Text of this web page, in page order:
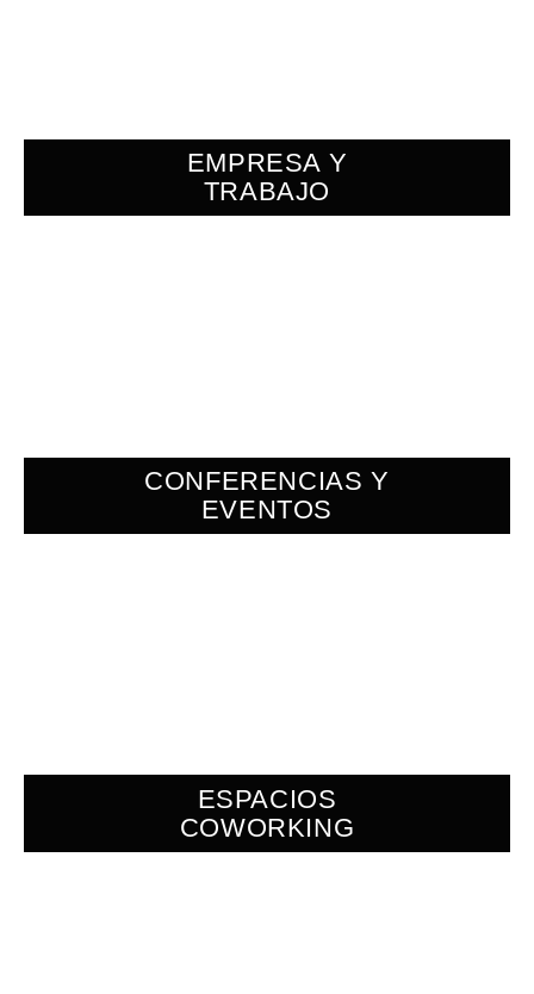
EMPRESA Y
TRABAJO
CONFERENCIAS Y
EVENTOS
ESPACIOS
COWORKING